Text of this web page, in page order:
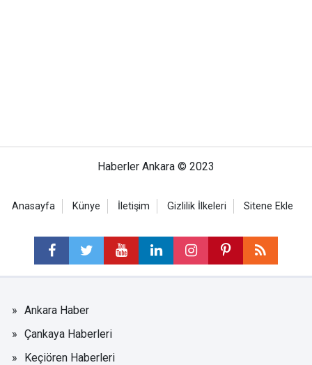
Haberler Ankara © 2023
Anasayfa Künye İletişim Gizlilik İlkeleri Sitene Ekle
Ankara Haber
Çankaya Haberleri
Keçiören Haberleri